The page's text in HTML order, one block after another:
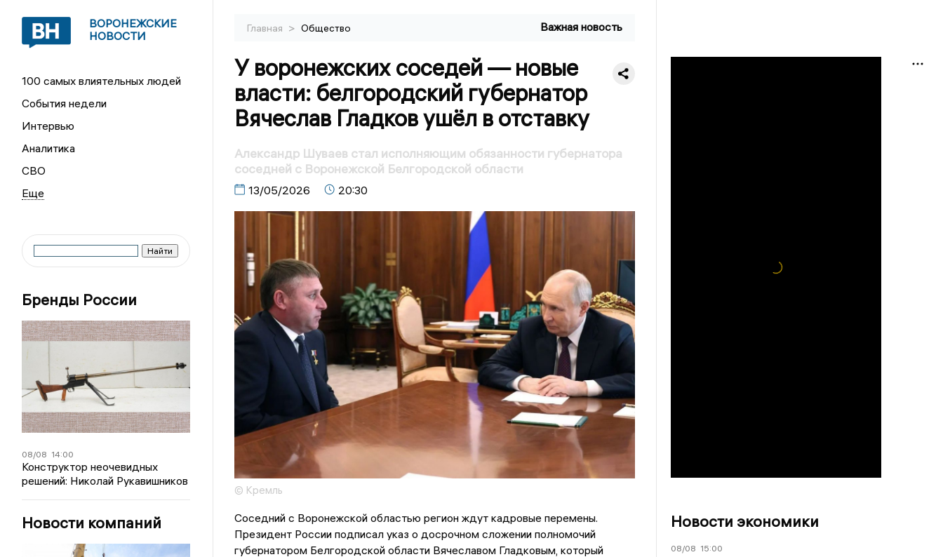
ВОРОНЕЖСКИЕ
НОВОСТИ
100 самых влиятельных людей
События недели
Интервью
Аналитика
СВО
Бренды России
08/08 14:00
Конструктор неочевидных
решений: Николай Рукавишников
Новости компаний
Главная > Общество Важная новость
У воронежских соседей — новые
власти: белгородский губернатор
Вячеслав Гладков ушёл в отставку
Александр Шуваев стал исполняющим обязанности губернатора
соседней с Воронежской Белгородской области
13/05/2026 20:30
© Кремль
Соседний с Воронежской областью регион ждут кадровые перемены.
Президент России подписал указ о досрочном сложении полномочий
губернатором Белгородской области Вячеславом Гладковым, который
Новости экономики
08/08 15:00